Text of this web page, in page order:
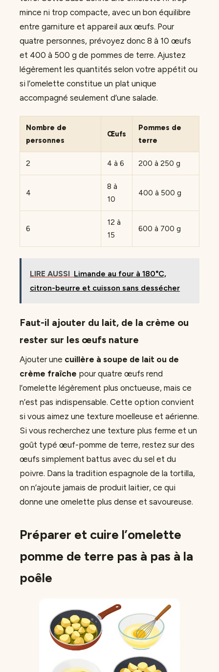
mince ni trop compacte, avec un bon équilibre
entre garniture et appareil aux œufs. Pour
quatre personnes, prévoyez donc 8 à 10 œufs
et 400 à 500 g de pommes de terre. Ajustez
légèrement les quantités selon votre appétit ou
si l’omelette constitue un plat unique
accompagné seulement d’une salade.
Nombre de
personnes
Œufs
Pommes de
terre
2 4 à 6 200 à 250 g
4
8 à
10
400 à 500 g
6
12 à
15
600 à 700 g
LIRE AUSSI Limande au four à 180°C,
citron-beurre et cuisson sans dessécher
Faut-il ajouter du lait, de la crème ou
rester sur les œufs nature
Ajouter une cuillère à soupe de lait ou de
crème fraîche pour quatre œufs rend
l’omelette légèrement plus onctueuse, mais ce
n’est pas indispensable. Cette option convient
si vous aimez une texture moelleuse et aérienne.
Si vous recherchez une texture plus ferme et un
goût typé œuf-pomme de terre, restez sur des
œufs simplement battus avec du sel et du
poivre. Dans la tradition espagnole de la tortilla,
on n’ajoute jamais de produit laitier, ce qui
donne une omelette plus dense et savoureuse.
Préparer et cuire l’omelette
pomme de terre pas à pas à la
poêle